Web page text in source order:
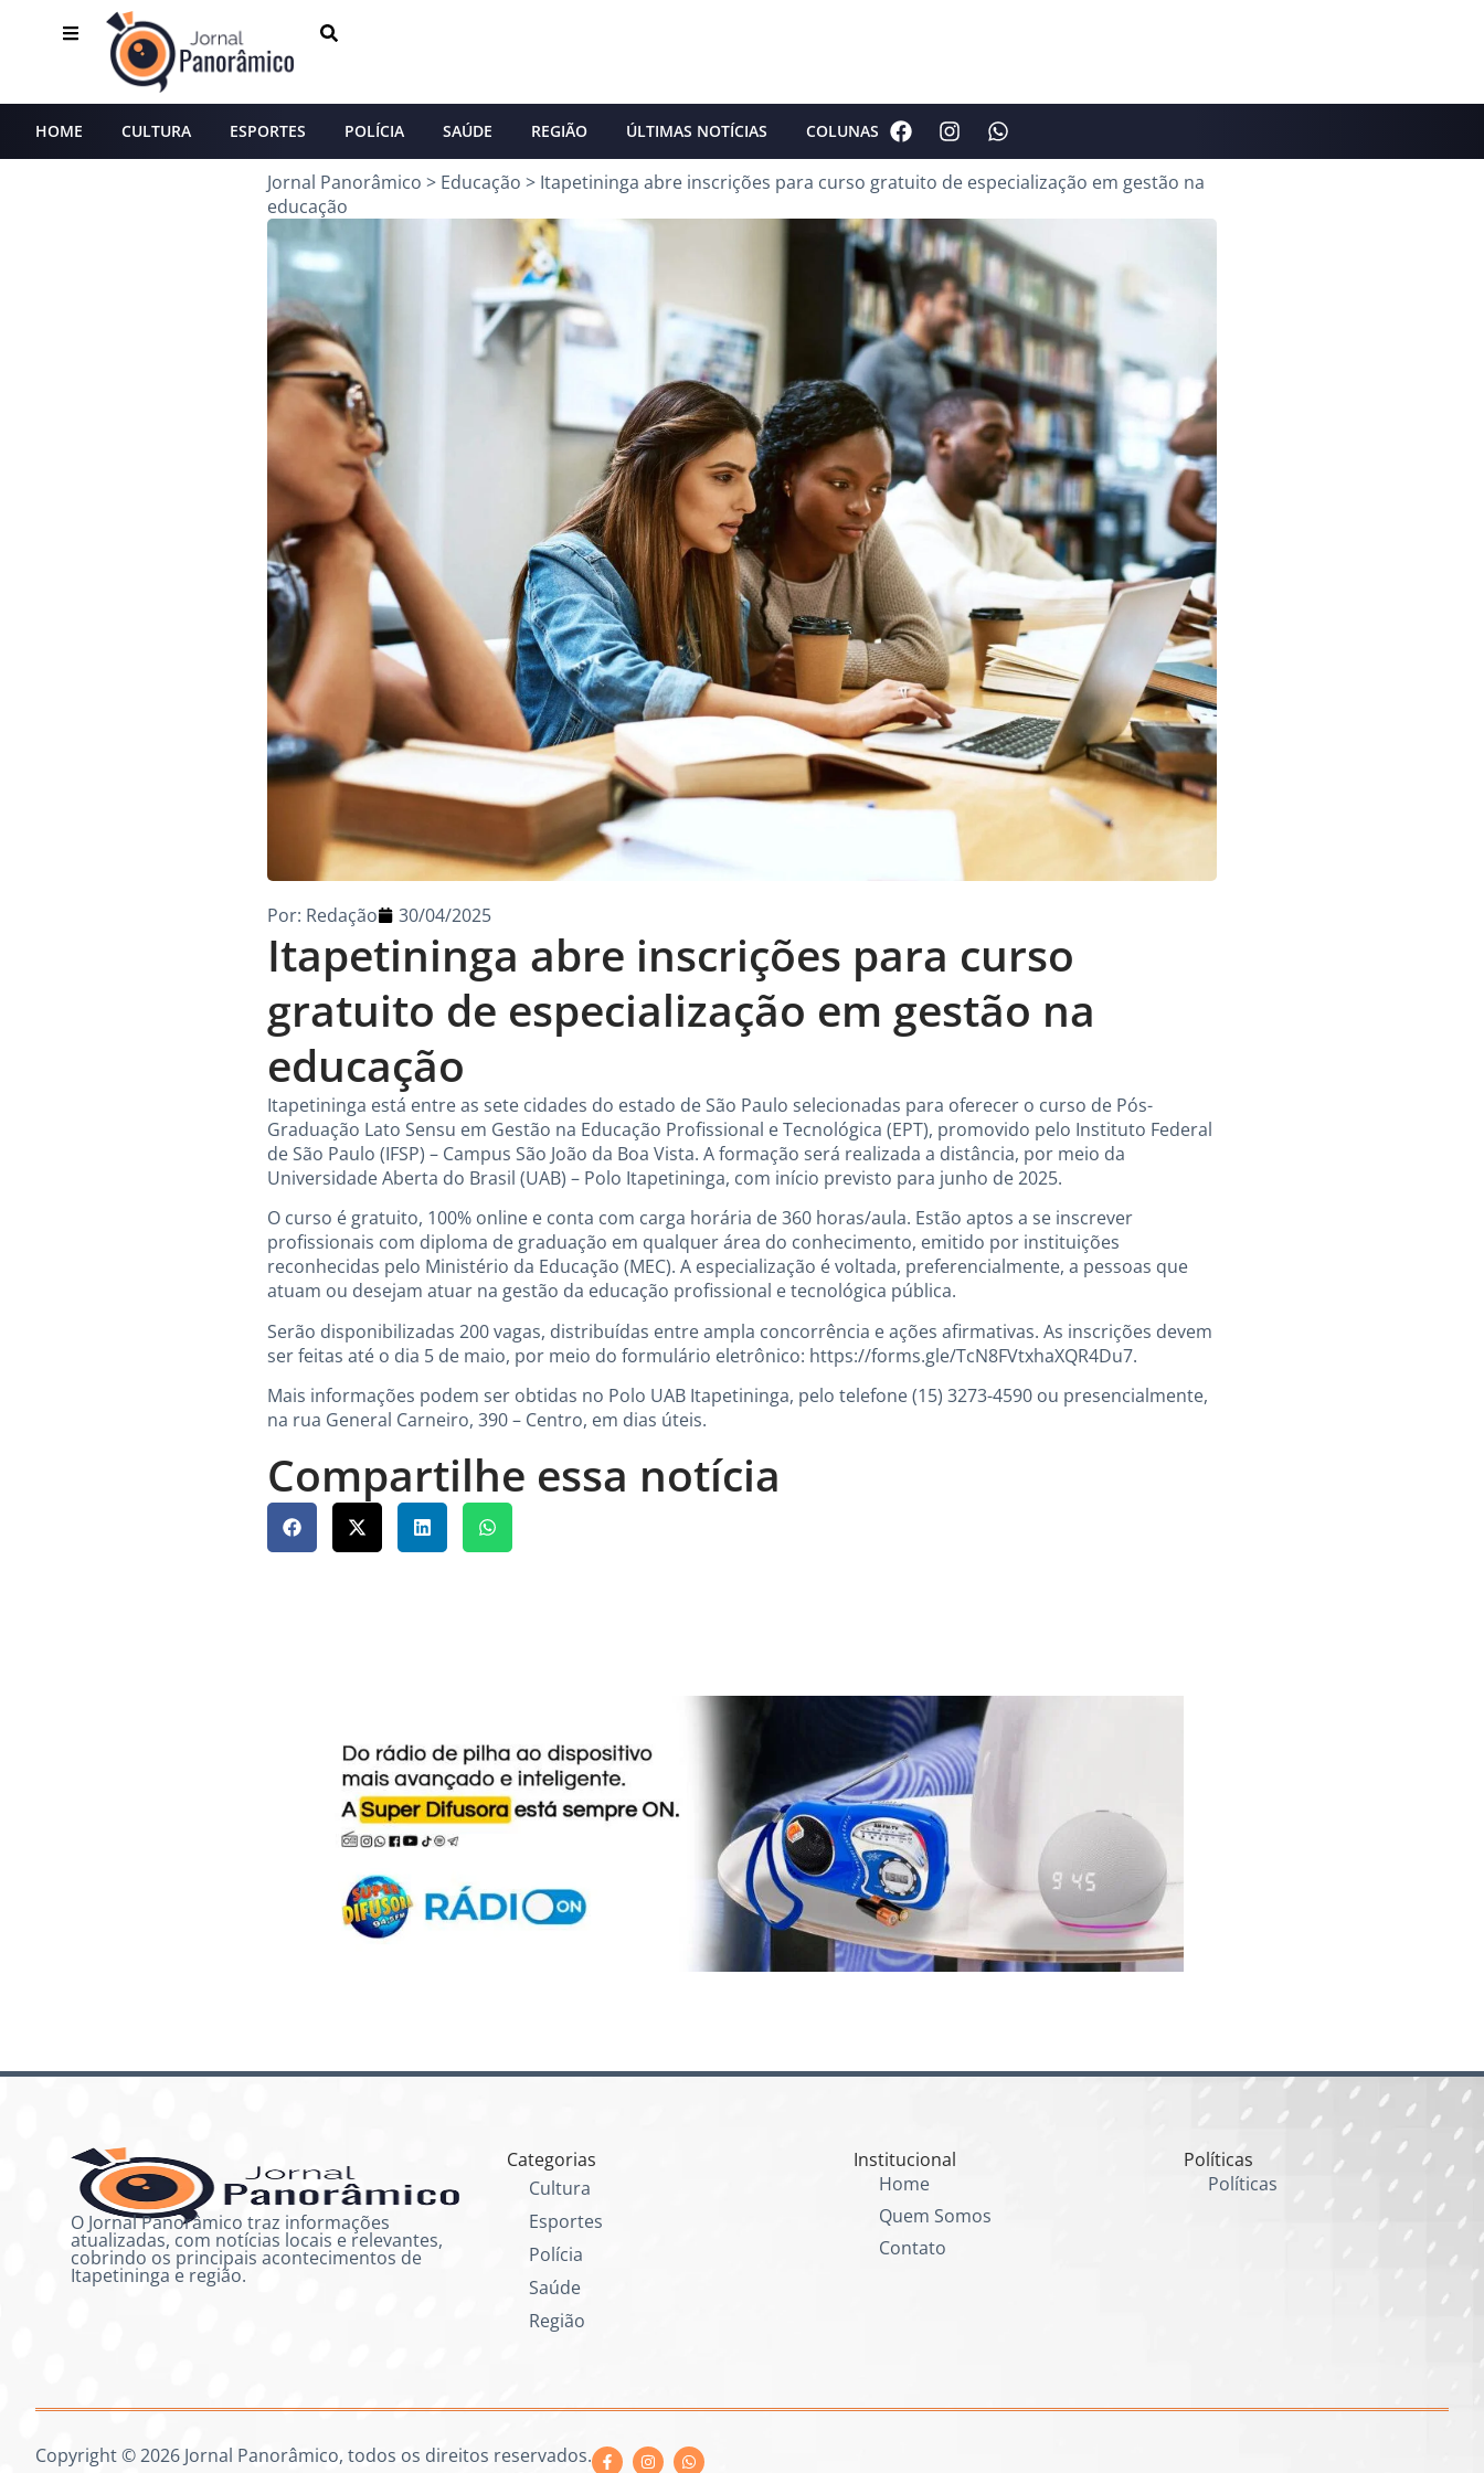
HOME CULTURA ESPORTES POLÍCIA SAÚDE REGIÃO ÚLTIMAS NOTÍCIAS COLUNAS
Jornal Panorâmico > Educação > Itapetininga abre inscrições para curso gratuito de especialização em gestão na
educação
Itapetininga abre inscrições para curso
gratuito de especialização em gestão na
educação
Por: Redação 30/04/2025
Itapetininga está entre as sete cidades do estado de São Paulo selecionadas para oferecer o curso de Pós-
Graduação Lato Sensu em Gestão na Educação Profissional e Tecnológica (EPT), promovido pelo Instituto Federal
de São Paulo (IFSP) – Campus São João da Boa Vista. A formação será realizada a distância, por meio da
Universidade Aberta do Brasil (UAB) – Polo Itapetininga, com início previsto para junho de 2025.
O curso é gratuito, 100% online e conta com carga horária de 360 horas/aula. Estão aptos a se inscrever
profissionais com diploma de graduação em qualquer área do conhecimento, emitido por instituições
reconhecidas pelo Ministério da Educação (MEC). A especialização é voltada, preferencialmente, a pessoas que
atuam ou desejam atuar na gestão da educação profissional e tecnológica pública.
Serão disponibilizadas 200 vagas, distribuídas entre ampla concorrência e ações afirmativas. As inscrições devem
ser feitas até o dia 5 de maio, por meio do formulário eletrônico: https://forms.gle/TcN8FVtxhaXQR4Du7.
Mais informações podem ser obtidas no Polo UAB Itapetininga, pelo telefone (15) 3273-4590 ou presencialmente,
na rua General Carneiro, 390 – Centro, em dias úteis.
Compartilhe essa notícia
O Jornal Panorâmico traz informações
atualizadas, com notícias locais e relevantes,
cobrindo os principais acontecimentos de
Itapetininga e região.
Categorias
Cultura
Esportes
Polícia
Saúde
Região
Institucional
Home
Quem Somos
Contato
Políticas
Políticas
Copyright © 2026 Jornal Panorâmico, todos os direitos reservados.